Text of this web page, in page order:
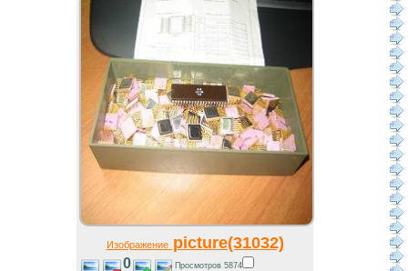
Изображениеpicture(31032)
0 Просмотров 5874